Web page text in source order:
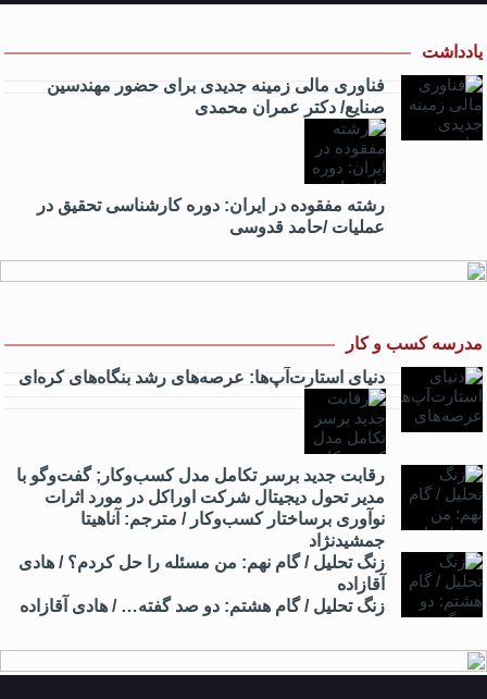
یادداشت
فناوری مالی زمینه جدیدی برای حضور مهندسین
صنایع/ دکتر عمران محمدی
رشته مفقوده در ایران: دوره کارشناسی تحقیق در
عملیات /حامد قدوسی
مدرسه کسب و کار
دنیای استارت‌آپ‌ها: عرصه‌های رشد بنگاه‌های کره‌ای‌
رقابت جدید برسر تکامل مدل کسب‌و‌کار; گفت‌وگو با
مدیر تحول دیجیتال شرکت اوراکل در مورد اثرات
نوآوری برساختار کسب‌وکار / مترجم: آناهیتا
جمشیدنژاد
زنگ تحلیل / گام نهم: من مسئله را حل کردم؟ / هادی
آقازاده
زنگ تحلیل / گام هشتم: دو صد گفته… / هادی آقازاده